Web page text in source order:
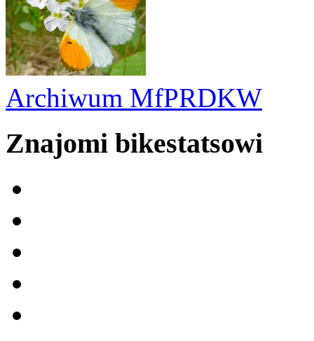
Archiwum MfPRDKW
Znajomi bikestatsowi